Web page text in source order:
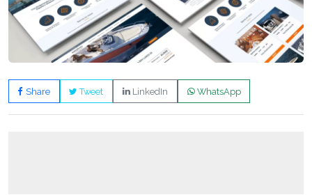
Share Tweet LinkedIn WhatsApp